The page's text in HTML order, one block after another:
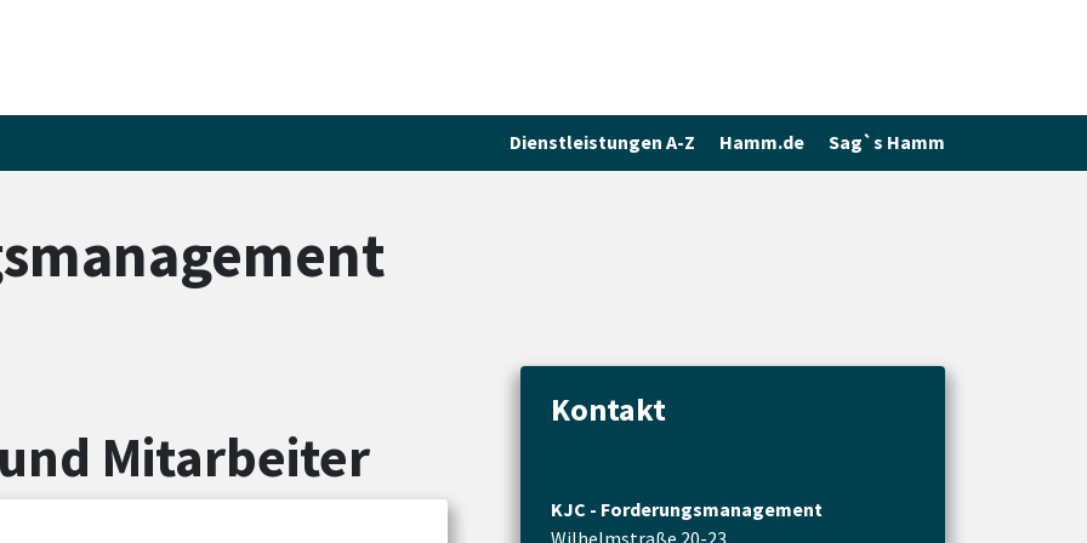
Dienstleistungen A-Z Hamm.de Sag`s Hamm
Mitarbeiter
Kontakt
KJC - Forderungsmanagement
Wilhelmstraße 20-23